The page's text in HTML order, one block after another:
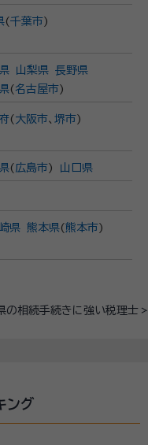
の相続手続きに強い税理士
(千葉市)
山梨県 長野県
( 名古屋市)
( 大阪市、 堺市)
( 広島市) 山口県
県 熊本県(熊本市)
ング